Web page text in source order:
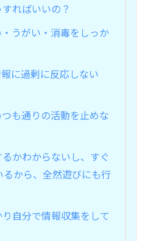
ればいいの？
うがい・消毒をしっか
に過剰に反応しない
も通りの活動を止めな
かわからないし、すぐ
から、全然遊びにも行
り自分で情報収集をして